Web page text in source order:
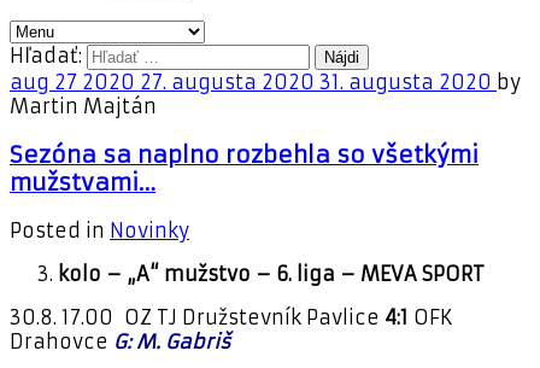
Hľadať:
aug 27 2020 27. augusta 2020 31. augusta 2020 by
Martin Majtán
Sezóna sa naplno rozbehla so všetkými
mužstvami…
Posted in Novinky
kolo – „A“ mužstvo – 6. liga – MEVA SPORT
30.8. 17.00 OZ TJ Družstevník Pavlice 4:1 OFK
Drahovce G: M. Gabriš